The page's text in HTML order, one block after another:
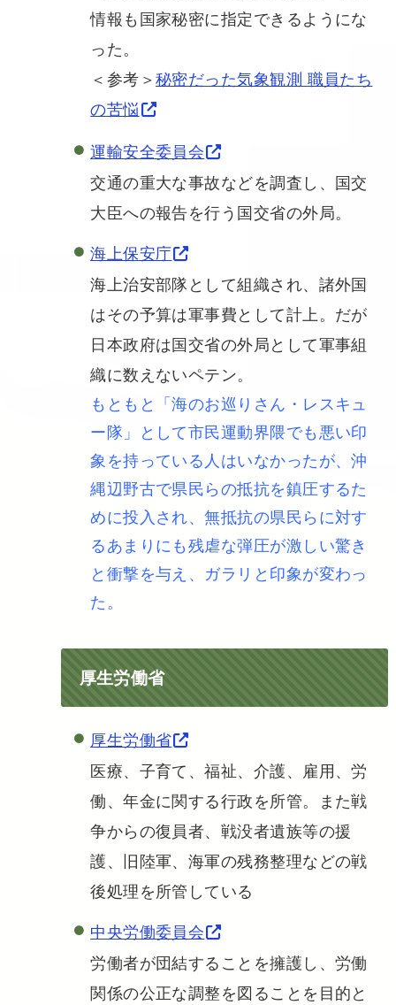
情報も国家秘密に指定できるようにな
った。
＜参考＞秘密だった気象観測 職員たち
の苦悩
運輸安全委員会
交通の重大な事故などを調査し、国交
大臣への報告を行う国交省の外局。
海上保安庁
海上治安部隊として組織され、諸外国
はその予算は軍事費として計上。だが
日本政府は国交省の外局として軍事組
織に数えないペテン。
もともと「海のお巡りさん・レスキュ
ー隊」として市民運動界隈でも悪い印
象を持っている人はいなかったが、沖
縄辺野古で県民らの抵抗を鎮圧するた
めに投入され、無抵抗の県民らに対す
るあまりにも残虐な弾圧が激しい驚き
と衝撃を与え、ガラリと印象が変わっ
た。
厚生労働省
厚生労働省
医療、子育て、福祉、介護、雇用、労
働、年金に関する行政を所管。また戦
争からの復員者、戦没者遺族等の援
護、旧陸軍、海軍の残務整理などの戦
後処理を所管している
中央労働委員会
労働者が団結することを擁護し、労働
関係の公正な調整を図ることを目的と